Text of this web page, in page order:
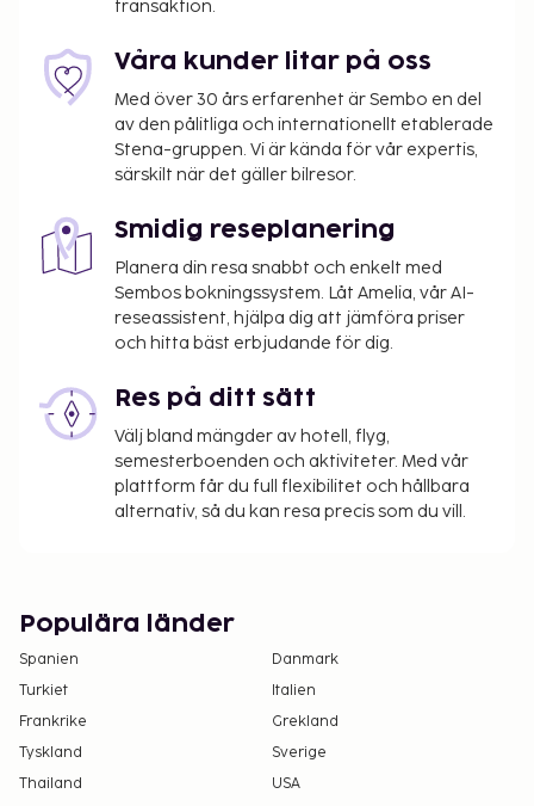
transaktion.
Våra kunder litar på oss
Med över 30 års erfarenhet är Sembo en del
av den pålitliga och internationellt etablerade
Stena-gruppen. Vi är kända för vår expertis,
särskilt när det gäller bilresor.
Smidig reseplanering
Planera din resa snabbt och enkelt med
Sembos bokningssystem. Låt Amelia, vår AI-
reseassistent, hjälpa dig att jämföra priser
och hitta bäst erbjudande för dig.
Res på ditt sätt
Välj bland mängder av hotell, flyg,
semesterboenden och aktiviteter. Med vår
plattform får du full flexibilitet och hållbara
alternativ, så du kan resa precis som du vill.
Populära länder
Spanien
Danmark
Turkiet
Italien
Frankrike
Grekland
Tyskland
Sverige
Thailand
USA